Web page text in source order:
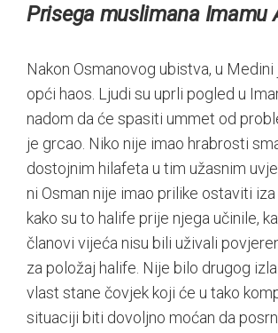
Prisega muslimana Imamu
Nakon Osmanovog ubistva, u
opći haos. Ljudi su uprli pogled u
nadom da će spasiti ummet od
je grcao. Niko nije imao hrabrosti
dostojnim hilafeta u tim užasnim
ni Osman nije imao prilike ostaviti
kako su to halife prije njega učinile,
članovi vijeća nisu bili uživali
za položaj halife. Nije bilo drugog
vlast stane čovjek koji će u tako
situaciji biti dovoljno moćan da